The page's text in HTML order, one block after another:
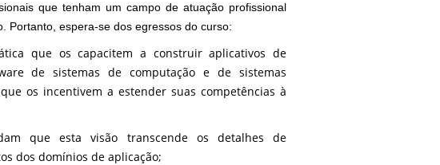
que tenham um campo de atuação profissional
Portanto, espera-se dos egressos do curso:
que os capacitem a construir aplicativos de
de sistemas de computação e de sistemas
os incentivem a estender suas competências à
que esta visão transcende os detalhes de
dos domínios de aplicação;